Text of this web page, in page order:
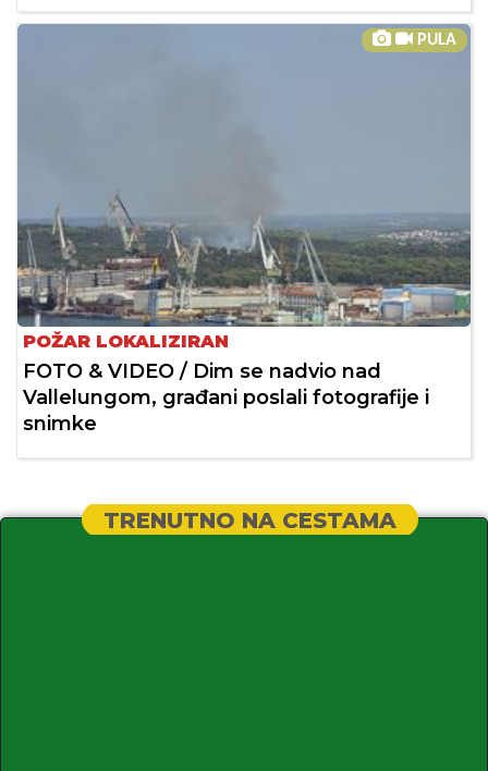
PULA
POŽAR LOKALIZIRAN
FOTO & VIDEO / Dim se nadvio nad
Vallelungom, građani poslali fotografije i
snimke
TRENUTNO NA CESTAMA